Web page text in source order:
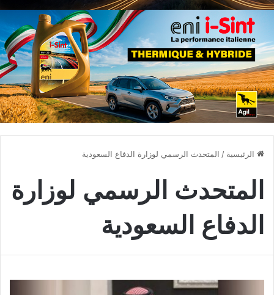
الرئيسية / المتحدث الرسمي لوزارة الدفاع السعودية
المتحدث الرسمي لوزارة
الدفاع السعودية